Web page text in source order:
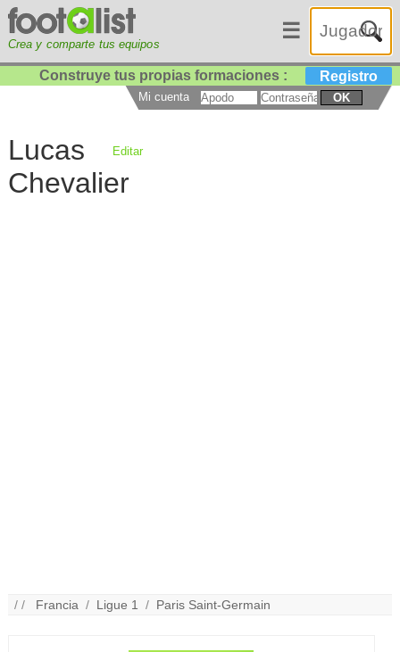
Crea y comparte tus equipos
☰
Construye tus propias formaciones : Registro
Mi cuenta OK
Lucas
Chevalier
Editar
/ / Francia / Ligue 1 / Paris Saint-Germain